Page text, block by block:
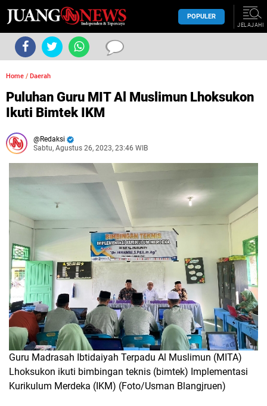
POPULER
JELAJAHI
Home / Daerah
Puluhan Guru MIT Al Muslimun Lhoksukon
Ikuti Bimtek IKM
Redaksi
Sabtu, Agustus 26, 2023, 23:46 WIB
Guru Madrasah Ibtidaiyah Terpadu Al Muslimun (MITA)
Lhoksukon ikuti bimbingan teknis (bimtek) Implementasi
Kurikulum Merdeka (IKM) (Foto/Usman Blangjruen)